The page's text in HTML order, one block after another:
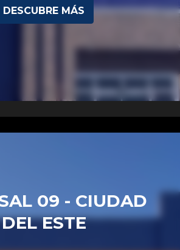
DESCUBRE MÁS
09 - CIUDAD
DEL ESTE